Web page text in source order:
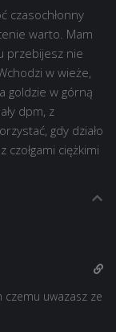
czasochłonny
warto. Mam
przebijesz nie
w wieże,
goldzie w górną
dpm, z
gdy działo
ciężkimi
czemu uwazasz ze